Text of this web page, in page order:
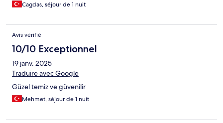
Cagdas, séjour de 1 nuit
Avis vérifié
10/10 Exceptionnel
19 janv. 2025
Traduire avec Google
Güzel temiz ve güvenilir
Mehmet, séjour de 1 nuit